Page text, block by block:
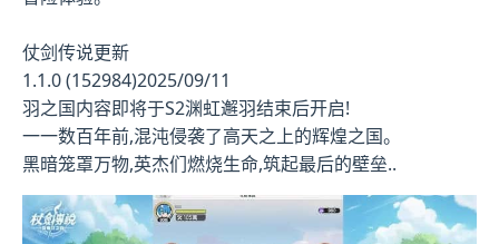
仗剑传说更新
1.1.0 (152984)2025/09/11
羽之国内容即将于S2渊虹邂羽结束后开启!
一一数百年前,混沌侵袭了高天之上的辉煌之国。
黑暗笼罩万物,英杰们燃烧生命,筑起最后的壁垒..